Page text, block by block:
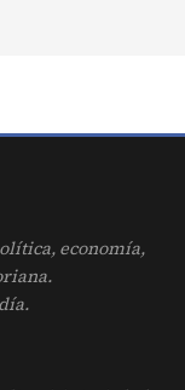
economía,